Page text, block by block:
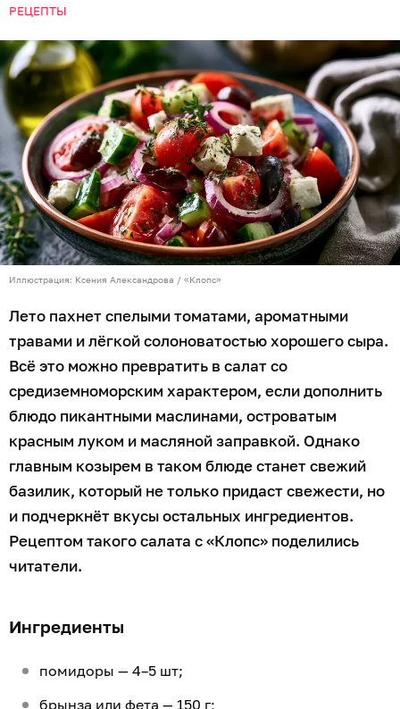
РЕЦЕПТЫ
Иллюстрация: Ксения Александрова / «Клопс»
Лето пахнет спелыми томатами, ароматными
травами и лёгкой солоноватостью хорошего сыра.
Всё это можно превратить в салат со
средиземноморским характером, если дополнить
блюдо пикантными маслинами, островатым
красным луком и масляной заправкой. Однако
главным козырем в таком блюде станет свежий
базилик, который не только придаст свежести, но
и подчеркнёт вкусы остальных ингредиентов.
Рецептом такого салата с «Клопс» поделились
читатели.
Ингредиенты
помидоры — 4–5 шт;
брынза или фета — 150 г;